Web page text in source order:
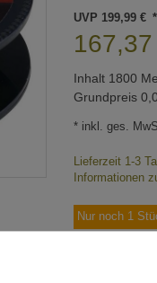
UVP 199,99 €
Inhalt 1800
Grundpreis
* inkl. ges.
Lieferzeit 1-3
Informationen
Nur noch 1